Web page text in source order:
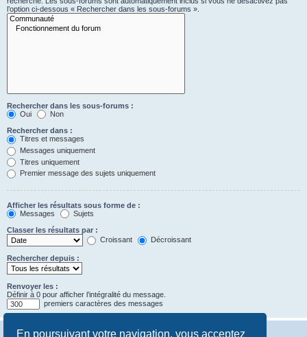
En poursuivant votre navigation, vous acceptez
l’option ci-dessous « Rechercher dans les sous-forums ».
Rechercher dans les sous-forums :
Oui
Non
Rechercher dans :
Titres et messages
Messages uniquement
Titres uniquement
Premier message des sujets uniquement
Afficher les résultats sous forme de :
Messages
Sujets
Classer les résultats par :
Croissant
Décroissant
Rechercher depuis :
Renvoyer les :
Définir à 0 pour afficher l’intégralité du message.
premiers caractères des messages